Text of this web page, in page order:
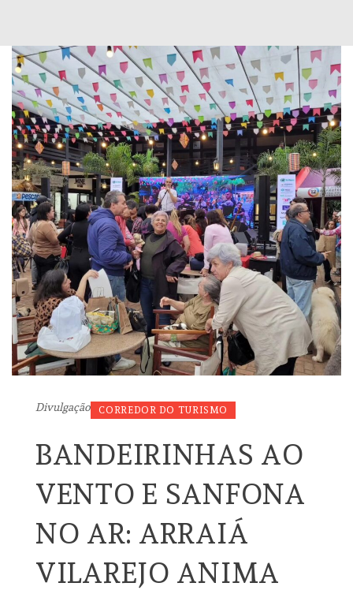
Divulgação CORREDOR DO TURISMO
BANDEIRINHAS AO
VENTO E SANFONA
NO AR: ARRAIÁ
VILAREJO ANIMA